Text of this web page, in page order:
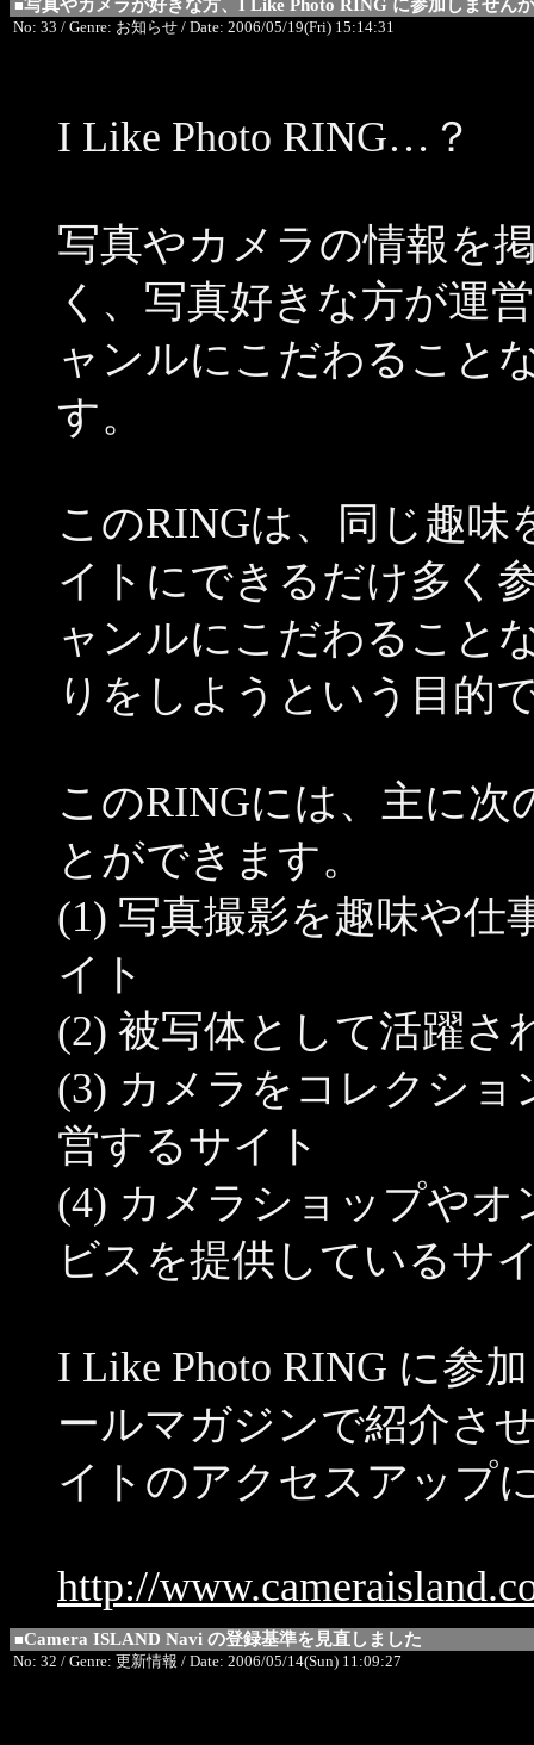
■写真やカメラが好きな方、I Like Photo RING に参加しません
No: 33 / Genre: お知らせ / Date: 2006/05/19(Fri) 15:14:31
I Like Photo RING…？
写真やカメラの情報を
く、写真好きな方が運
ャンルにこだわること
す。
このRINGは、同じ趣
イトにできるだけ多く
ャンルにこだわること
りをしようという目的
このRINGには、主に
とができます。
(1) 写真撮影を趣味や仕
イト
(2) 被写体として活躍
(3) カメラをコレクシ
営するサイト
(4) カメラショップや
ビスを提供しているサ
I Like Photo RING に参
ールマガジンで紹介さ
イトのアクセスアップ
http://
■Camera ISLAND Navi の登録基準を見直しました
No: 32 / Genre: 更新情報 / Date: 2006/05/14(Sun) 11:09:27